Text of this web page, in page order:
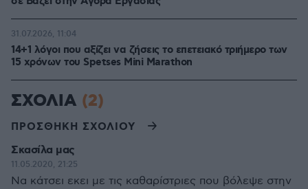
14+1 λόγοι που αξίζει να ζήσεις το επετειακό τριήμερο των
15 χρόνων του Spetses Mini Marathon
31.07.2026, 11:04
ΣΧΟΛΙΑ (2)
ΠΡΟΣΘΗΚΗ ΣΧΟΛΙΟΥ
Σκασίλα μας
11.05.2020, 21:25
Να κάτσει εκει με τις καθαρίστριες που βόλεψε στην